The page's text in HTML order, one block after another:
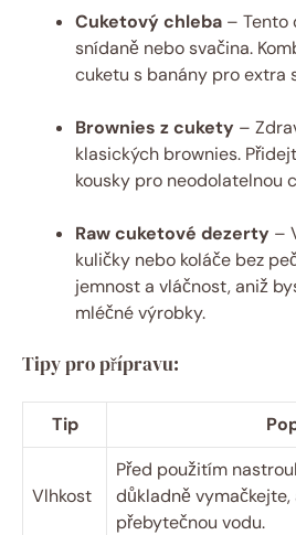
Cuketový chleba – Tento
snídaně nebo svačina.
cuketu s banány pro extra
Brownies z cukety –
klasických brownies.
kousky pro neodolatelnou
Raw cuketové dezerty –
kuličky nebo koláče bez
jemnost a vláčnost, aniž
mléčné výrobky.
Tipy pro přípravu:
Tip
Vlhkost
Před použitím
důkladně
přebytečnou vodu.